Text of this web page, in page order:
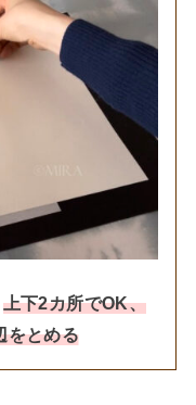
上下2カ所でOK、
をとめる